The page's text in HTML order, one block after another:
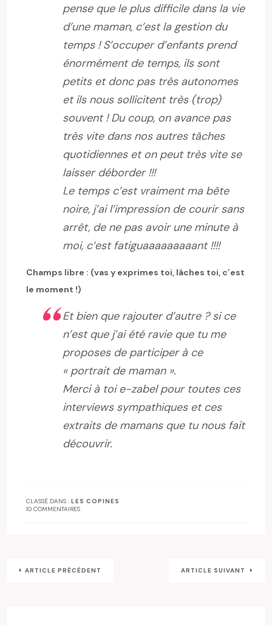
pense que le plus difficile dans la vie
d’une maman, c’est la gestion du
temps ! S’occuper d’enfants prend
énormément de temps, ils sont
petits et donc pas très autonomes
et ils nous sollicitent très (trop)
souvent ! Du coup, on avance pas
très vite dans nos autres tâches
quotidiennes et on peut très vite se
laisser déborder !!!
Le temps c’est vraiment ma bête
noire, j’ai l’impression de courir sans
arrêt, de ne pas avoir une minute à
moi, c’est fatiguaaaaaaaaant !!!!
Champs libre : (vas y exprimes toi, lâches toi, c’est
le moment !)
Et bien que rajouter d’autre ? si ce
n’est que j’ai été ravie que tu me
proposes de participer à ce
« portrait de maman ».
Merci à toi e-zabel pour toutes ces
interviews sympathiques et ces
extraits de mamans que tu nous fait
découvrir.
CLASSÉ DANS :LES COPINES
10 COMMENTAIRES
ARTICLE PRÉCÉDENT ARTICLE SUIVANT